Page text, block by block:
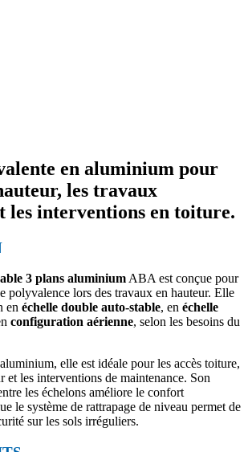
en aluminium pour
les travaux
les interventions en toiture.
3 plans aluminium ABA est conçue pour
polyvalence lors des travaux en hauteur. Elle
en échelle double auto-stable, en échelle
configuration aérienne, selon les besoins du
elle est idéale pour les accès toiture,
et les interventions de maintenance. Son
les échelons améliore le confort
le système de rattrapage de niveau permet de
sur les sols irréguliers.